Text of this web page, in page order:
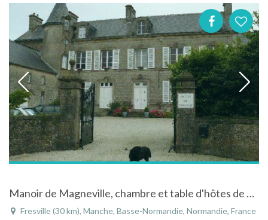
Manoir de Magneville, chambre et table d'hôtes de charme avec Spa, Sainte mère église
Fresville (30 km), Manche, Basse-Normandie, Normandie, France